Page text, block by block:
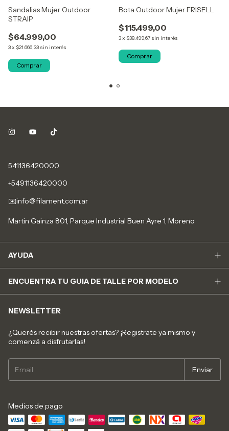
Sandalias Mujer Outdoor
STRAIP
$64.999,00
3x $21.666,33 sin interés
Comprar
Bota Outdoor Mujer FRISELL
$115.499,00
3x $38.499,67 sin interés
Comprar
541136420000
+5491136420000
✉️info@filament.com.ar
Martin Gainza 801, Parque Industrial Buen Ayre 1, Moreno
AYUDA
ENCUENTRA TU GUIA DE TALLE POR MODELO
NEWSLETTER
¿Querés recibir nuestras ofertas? ¡Registrate ya mismo y
comenzá a disfrutarlas!
Medios de pago